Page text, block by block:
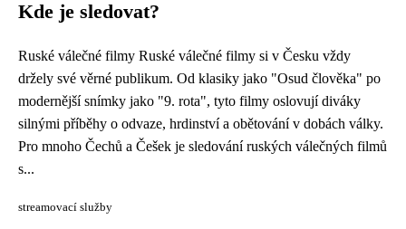
Kde je sledovat?
Ruské válečné filmy Ruské válečné filmy si v Česku vždy
držely své věrné publikum. Od klasiky jako "Osud člověka" po
modernější snímky jako "9. rota", tyto filmy oslovují diváky
silnými příběhy o odvaze, hrdinství a obětování v dobách války.
Pro mnoho Čechů a Češek je sledování ruských válečných filmů
s...
streamovací služby